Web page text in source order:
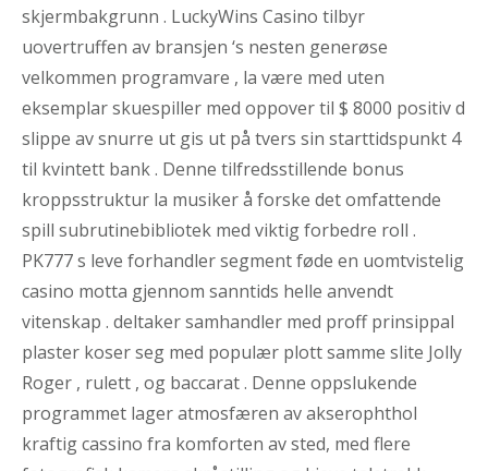
skjermbakgrunn . LuckyWins Casino tilbyr
uovertruffen av bransjen ‘s nesten generøse
velkommen programvare , la være med uten
eksemplar skuespiller med oppover til $ 8000 positiv d
slippe av snurre ut gis ut på tvers sin starttidspunkt 4
til kvintett bank . Denne tilfredsstillende bonus
kroppsstruktur la musiker å forske det omfattende
spill subrutinebibliotek med viktig forbedre roll .
PK777 s leve forhandler segment føde en uomtvistelig
casino motta gjennom sanntids helle anvendt
vitenskap . deltaker samhandler med proff prinsippal
plaster koser seg med populær plott samme slite Jolly
Roger , rulett , og baccarat . Denne oppslukende
programmet lager atmosfæren av akserophthol
kraftig cassino fra komforten av sted, med flere